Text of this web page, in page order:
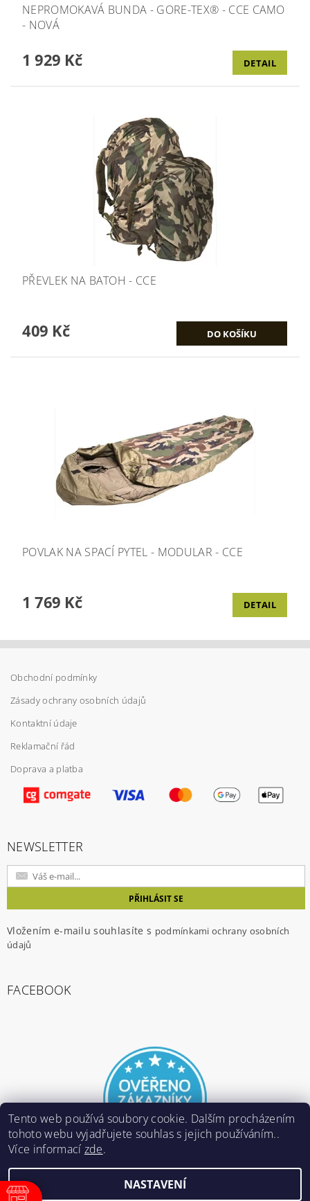
NEPROMOKAVÁ BUNDA - GORE-TEX® - CCE CAMO
- NOVÁ
1 929 Kč DETAIL
PŘEVLEK NA BATOH - CCE
409 Kč
POVLAK NA SPACÍ PYTEL - MODULAR - CCE
1 769 Kč DETAIL
Obchodní podmínky
Zásady ochrany osobních údajů
Kontaktní údaje
Reklamační řád
Doprava a platba
NEWSLETTER
Vložením e-mailu souhlasíte s podmínkami ochrany osobních
údajů
FACEBOOK
E-ARMY.cz, všechna práva vyhrazena
Tento web používá soubory cookie. Dalším procházením
tohoto webu vyjadřujete souhlas s jejich používáním..
Více informací zde.
NASTAVENÍ